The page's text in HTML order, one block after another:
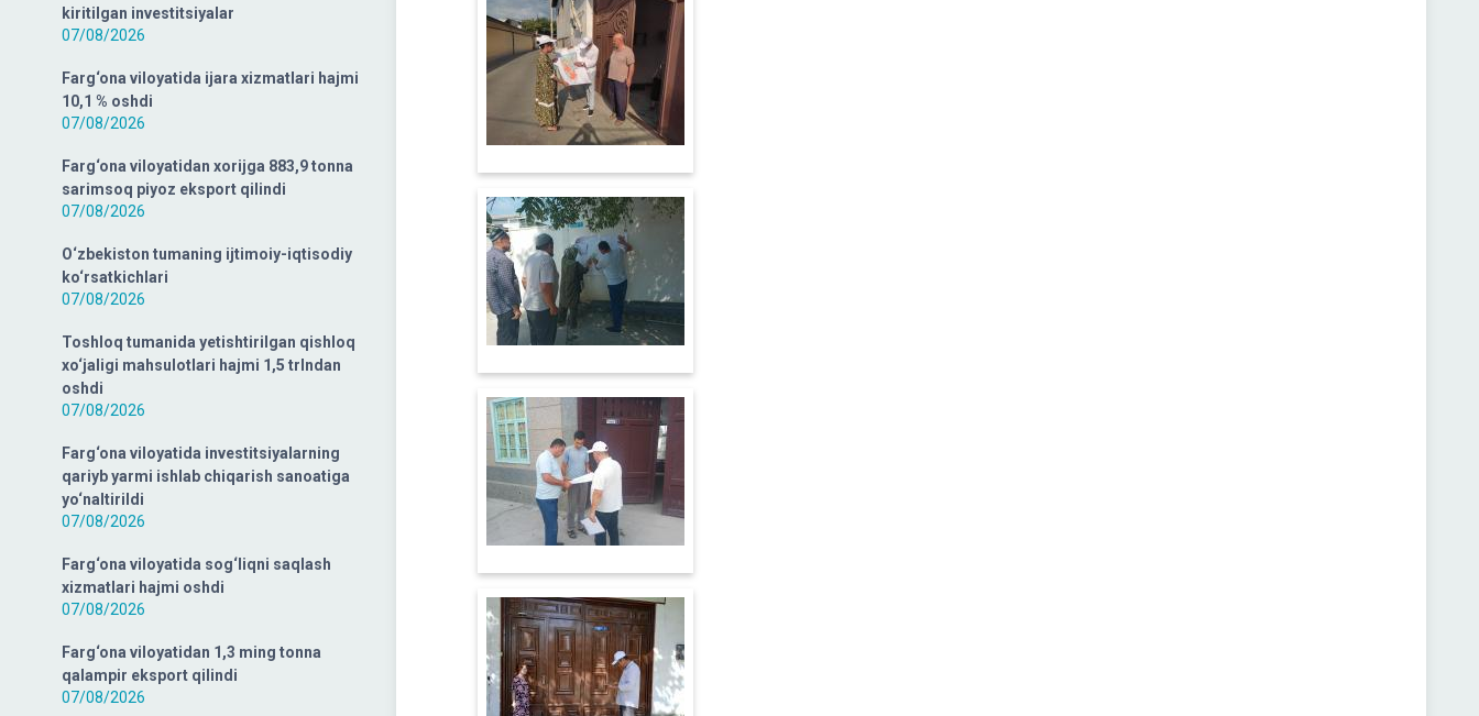
kiritilgan investitsiyalar
07/08/2026
Farg‘ona viloyatida ijara xizmatlari hajmi
10,1 % oshdi
07/08/2026
Farg‘ona viloyatidan xorijga 883,9 tonna
sarimsoq piyoz eksport qilindi
07/08/2026
O‘zbekiston tumaning ijtimoiy-iqtisodiy
ko‘rsatkichlari
07/08/2026
Toshloq tumanida yetishtirilgan qishloq
xo‘jaligi mahsulotlari hajmi 1,5 trlndan
oshdi
07/08/2026
Farg‘ona viloyatida investitsiyalarning
qariyb yarmi ishlab chiqarish sanoatiga
yo‘naltirildi
07/08/2026
Farg‘ona viloyatida sog‘liqni saqlash
xizmatlari hajmi oshdi
07/08/2026
Farg‘ona viloyatidan 1,3 ming tonna
qalampir eksport qilindi
07/08/2026